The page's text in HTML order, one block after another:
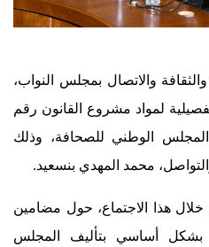
والاتصال بمجلس النواب،
لمواد مشروع القانون رقم
المجلس الوطني للصحافة، وذلك
محمد المهدي بنسعيد.
خلال هذا الاجتماع، حول مضامين
بشكل أساسي بتأليف المجلس